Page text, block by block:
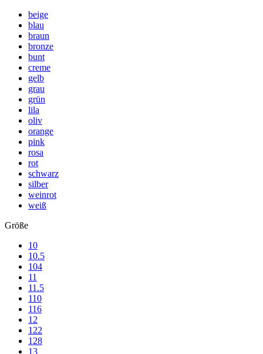
beige
blau
braun
bronze
bunt
creme
gelb
grau
grün
lila
oliv
orange
pink
rosa
rot
schwarz
silber
weinrot
weiß
Größe
10
10.5
104
11
11.5
110
116
12
122
128
13